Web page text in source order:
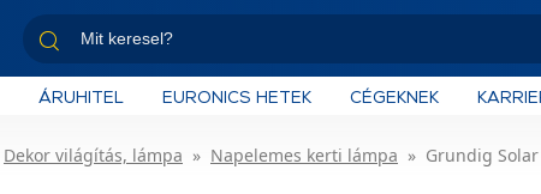
ÁRUHITEL EURONICS HETEK CÉGEKNEK
Dekor világítás, lámpa Napelemes kerti lámpa Grundig